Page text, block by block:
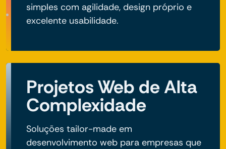
simples com agilidade, design próprio e
excelente usabilidade.
Projetos Web de Alta
Complexidade
Soluções tailor-made em
desenvolvimento web para empresas que